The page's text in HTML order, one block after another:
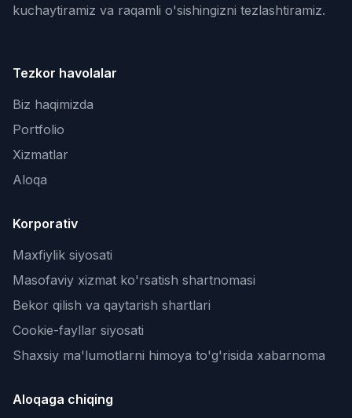
kuchaytiramiz va raqamli o'sishingizni tezlashtiramiz.
Tezkor havolalar
Biz haqimizda
Portfolio
Xizmatlar
Aloqa
Korporativ
Maxfiylik siyosati
Masofaviy xizmat ko'rsatish shartnomasi
Bekor qilish va qaytarish shartlari
Cookie-fayllar siyosati
Shaxsiy ma'lumotlarni himoya to'g'risida xabarnoma
Aloqaga chiqing